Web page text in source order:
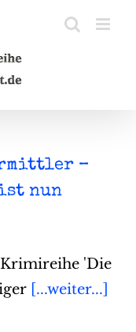
–
nun
'Die
[...weiter...]